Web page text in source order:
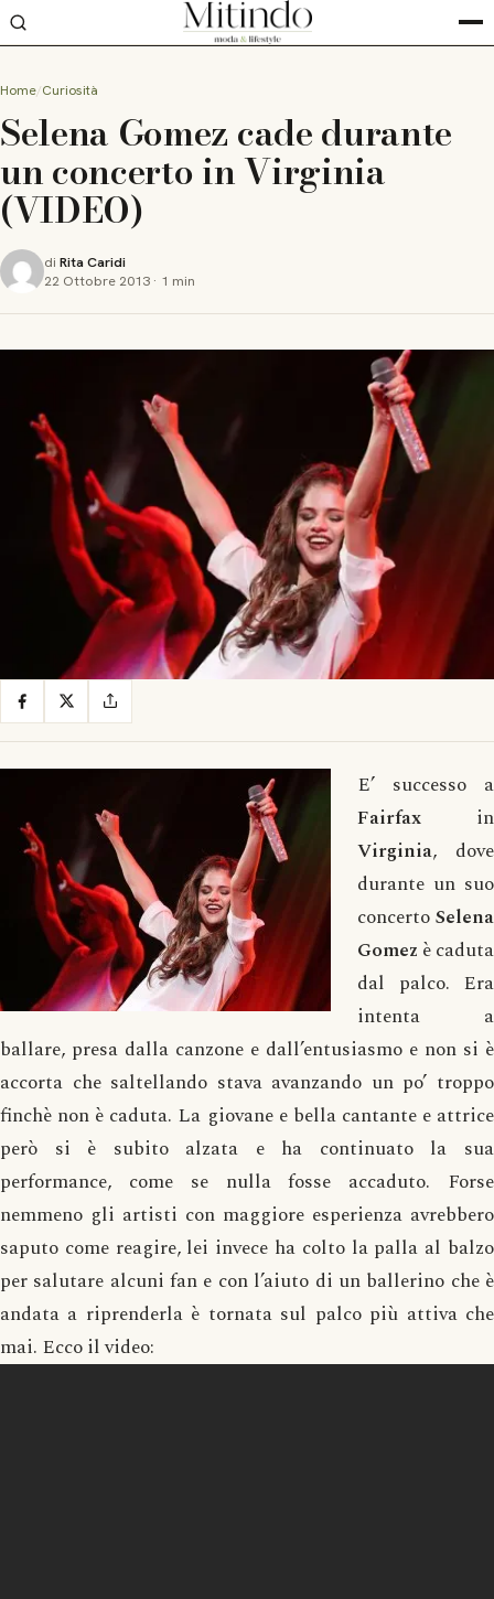
Home Curiosità
Selena Gomez cade durante
un concerto in Virginia
(VIDEO)
di Rita Caridi
22 Ottobre 2013 · 1 min
E’ successo a
Fairfax in
Virginia, dove
durante un suo
concertoSelena
Gomez è caduta
dal palco. Era
intenta a
ballare, presa dalla canzone e dall’entusiasmo e non si è
accorta che saltellando stava avanzando un po’ troppo
finchè non è caduta. La giovane e bella cantante e attrice
però si è subito alzata e ha continuato la sua
performance, come se nulla fosse accaduto. Forse
nemmeno gli artisti con maggiore esperienza avrebbero
saputo come reagire, lei invece ha colto la palla al balzo
per salutare alcuni fan e con l’aiuto di un ballerino che è
andata a riprenderla è tornata sul palco più attiva che
mai. Ecco il video: